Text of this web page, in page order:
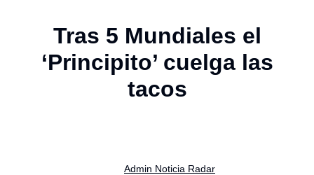
Tras 5 Mundiales el
‘Principito’ cuelga las
tacos
Admin Noticia Radar